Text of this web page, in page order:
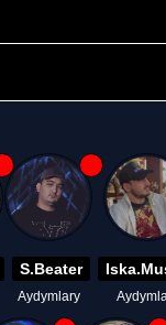
S.Beater
Aydymlary